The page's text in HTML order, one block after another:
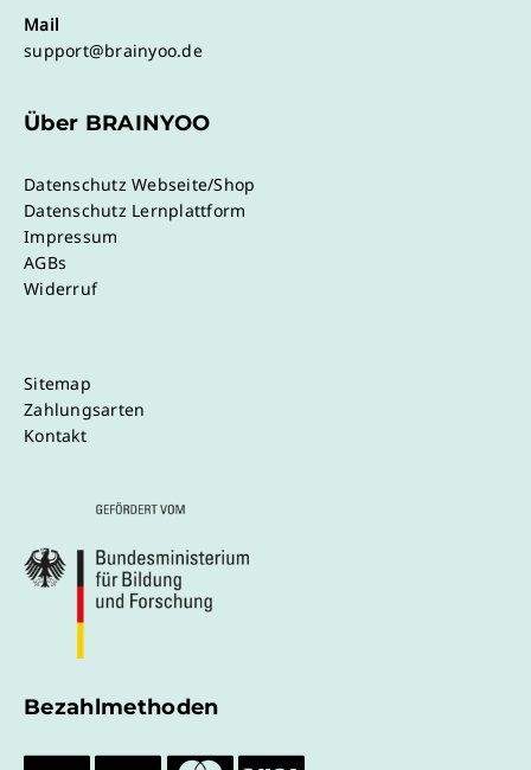
Mail
support@brainyoo.de
Über BRAINYOO
Datenschutz Webseite/Shop
Datenschutz Lernplattform
Impressum
AGBs
Widerruf
Sitemap
Zahlungsarten
Kontakt
Bezahlmethoden